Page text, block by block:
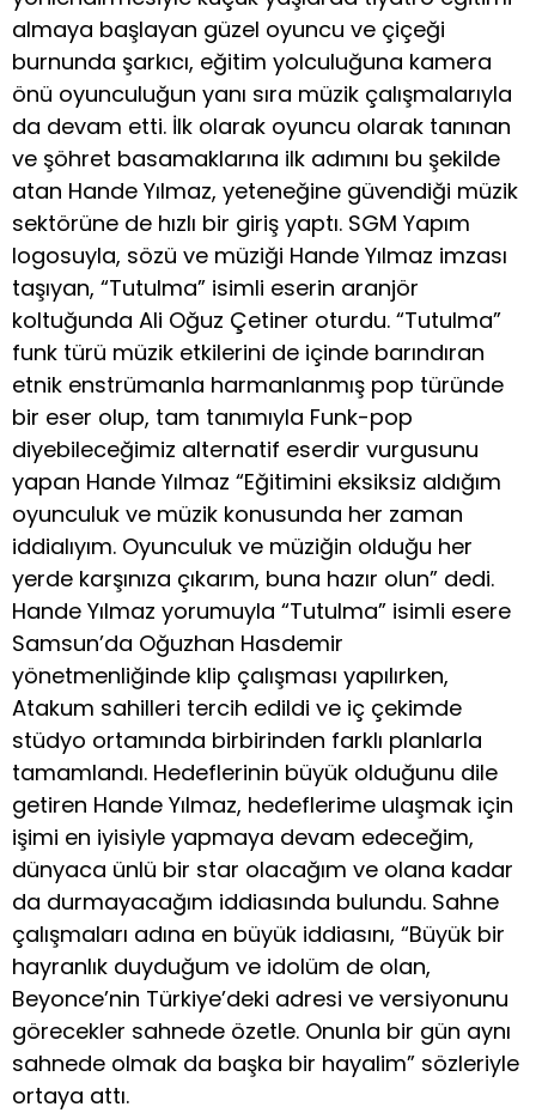
almaya başlayan güzel oyuncu ve çiçeği
burnunda şarkıcı, eğitim yolculuğuna kamera
önü oyunculuğun yanı sıra müzik çalışmalarıyla
da devam etti. İlk olarak oyuncu olarak tanınan
ve şöhret basamaklarına ilk adımını bu şekilde
atan Hande Yılmaz, yeteneğine güvendiği müzik
sektörüne de hızlı bir giriş yaptı. SGM Yapım
logosuyla, sözü ve müziği Hande Yılmaz imzası
taşıyan, “Tutulma” isimli eserin aranjör
koltuğunda Ali Oğuz Çetiner oturdu. “Tutulma”
funk türü müzik etkilerini de içinde barındıran
etnik enstrümanla harmanlanmış pop türünde
bir eser olup, tam tanımıyla Funk-pop
diyebileceğimiz alternatif eserdir vurgusunu
yapan Hande Yılmaz “Eğitimini eksiksiz aldığım
oyunculuk ve müzik konusunda her zaman
iddialıyım. Oyunculuk ve müziğin olduğu her
yerde karşınıza çıkarım, buna hazır olun” dedi.
Hande Yılmaz yorumuyla “Tutulma” isimli esere
Samsun’da Oğuzhan Hasdemir
yönetmenliğinde klip çalışması yapılırken,
Atakum sahilleri tercih edildi ve iç çekimde
stüdyo ortamında birbirinden farklı planlarla
tamamlandı. Hedeflerinin büyük olduğunu dile
getiren Hande Yılmaz, hedeflerime ulaşmak için
işimi en iyisiyle yapmaya devam edeceğim,
dünyaca ünlü bir star olacağım ve olana kadar
da durmayacağım iddiasında bulundu. Sahne
çalışmaları adına en büyük iddiasını, “Büyük bir
hayranlık duyduğum ve idolüm de olan,
Beyonce’nin Türkiye’deki adresi ve versiyonunu
görecekler sahnede özetle. Onunla bir gün aynı
sahnede olmak da başka bir hayalim” sözleriyle
ortaya attı.